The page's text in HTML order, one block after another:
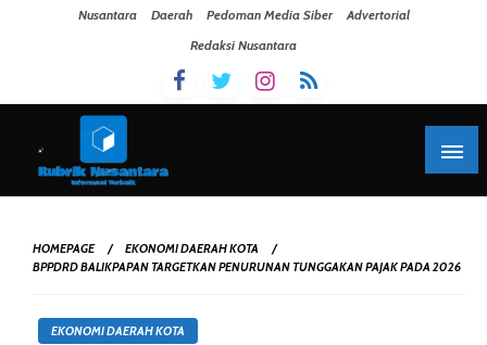
Nusantara Daerah Pedoman Media Siber
Advertorial
Redaksi Nusantara
HOMEPAGE
EKONOMI DAERAH KOTA
BPPDRD BALIKPAPAN TARGETKAN PENURUNAN TUNGGAKAN PAJAK PADA 2026
EKONOMI DAERAH KOTA